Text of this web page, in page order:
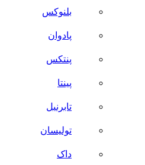
بلنوکس
پادوان
پنتکس
پینتا
تابرنیل
تولیسان
داک